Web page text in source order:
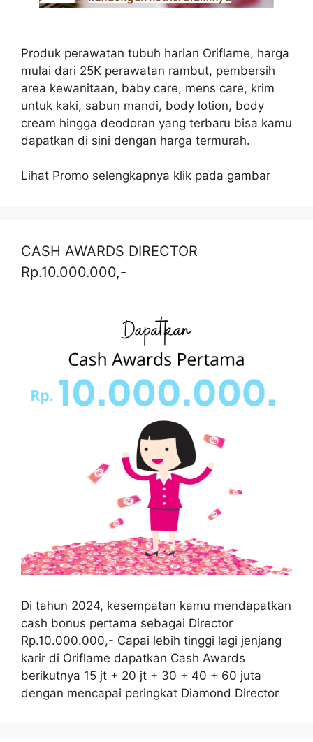
Produk perawatan tubuh harian Oriflame, harga
mulai dari 25K perawatan rambut, pembersih
area kewanitaan, baby care, mens care, krim
untuk kaki, sabun mandi, body lotion, body
cream hingga deodoran yang terbaru bisa kamu
dapatkan di sini dengan harga termurah.
Lihat Promo selengkapnya klik pada gambar
CASH AWARDS DIRECTOR
Rp.10.000.000,-
Di tahun 2024, kesempatan kamu mendapatkan
cash bonus pertama sebagai Director
Rp.10.000.000,- Capai lebih tinggi lagi jenjang
karir di Oriflame dapatkan Cash Awards
berikutnya 15 jt + 20 jt + 30 + 40 + 60 juta
dengan mencapai peringkat Diamond Director